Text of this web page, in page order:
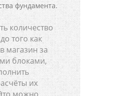
фундамента.
количество
того как
магазин за
блоками,
их